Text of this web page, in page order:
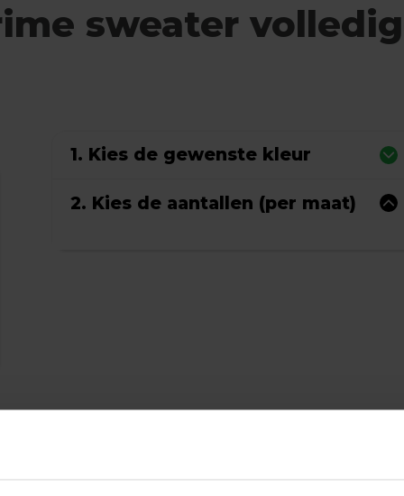
sweater
1. Kies de gewenste kleur
2. Kies de aantallen (per maat)